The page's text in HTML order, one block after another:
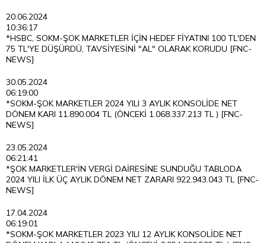
20.06.2024
10:36:17
*HSBC, SOKM-ŞOK MARKETLER İÇİN HEDEF FİYATINI 100 TL'DEN
75 TL'YE DÜŞÜRDÜ, TAVSİYESİNİ "AL" OLARAK KORUDU [FNC-
NEWS]
30.05.2024
06:19:00
*SOKM-ŞOK MARKETLER 2024 YILI 3 AYLIK KONSOLİDE NET
DÖNEM KARI 11.890.004 TL (ÖNCEKİ 1.068.337.213 TL ) [FNC-
NEWS]
23.05.2024
06:21:41
*ŞOK MARKETLER'İN VERGİ DAİRESİNE SUNDUĞU TABLODA
2024 YILI İLK ÜÇ AYLIK DÖNEM NET ZARARI 922.943.043 TL [FNC-
NEWS]
17.04.2024
06:19:01
*SOKM-ŞOK MARKETLER 2023 YILI 12 AYLIK KONSOLİDE NET